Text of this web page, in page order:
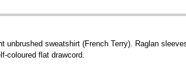
unbrushed sweatshirt (French Terry). Raglan
coloured flat drawcord.